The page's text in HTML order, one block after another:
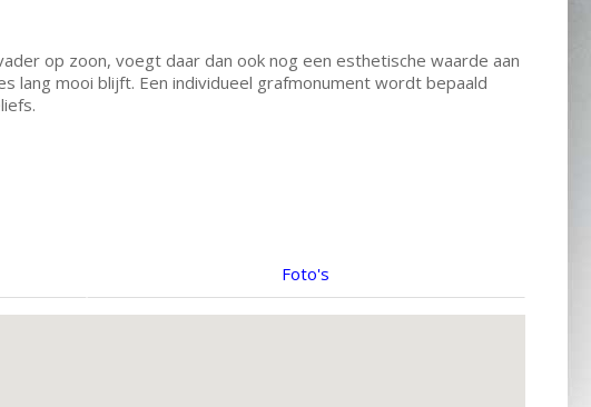
op zoon, voegt daar dan ook nog een esthetische waarde aan
lang mooi blijft. Een individueel grafmonument wordt bepaald
Foto's